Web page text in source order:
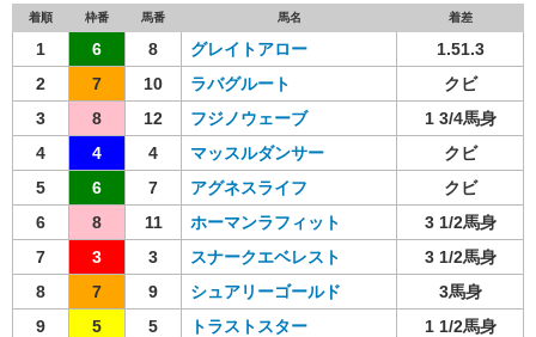
着順 枠番 馬番 馬名 着差
1 6 8 グレイトアロー
1.51.3
2
7 10 ラバグルート
クビ
3
8 12 フジノウェーブ
1 3/4馬身
4
4 4 マッスルダンサー
クビ
5
6 7 アグネスライフ
クビ
6
8 11 ホーマンラフィット
3 1/2馬身
7
3 3 スナークエベレスト
3 1/2馬身
8
7 9 シュアリーゴールド
3馬身
9
5 5 トラストスター
1 1/2馬身